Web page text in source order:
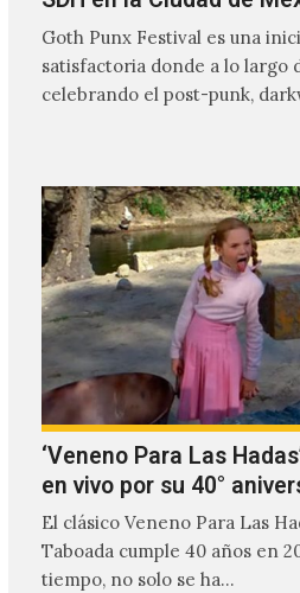
Goth Punx Festival es una
satisfactoria donde a lo largo
celebrando el post-punk,
‘Veneno Para Las
en vivo por su 40°
El clásico Veneno Para Las
Taboada cumple 40 años en
tiempo, no solo se ha…